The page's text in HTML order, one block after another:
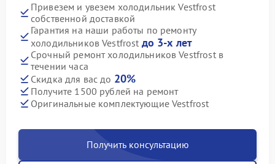
Привезем и увезем холодильник Vestfrost
собственной доставкой
Гарантия на наши работы по ремонту
холодильников Vestfrost до 3-х лет
Срочный ремонт холодильников Vestfrost в
течении часа
Скидка для вас до 20%
Получите 1500 рублей на ремонт
Оригинальные комплектующие Vestfrost
Получить консультацию